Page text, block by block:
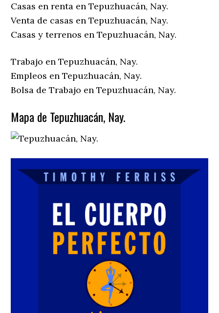
Casas en renta en Tepuzhuacán, Nay.
Venta de casas en Tepuzhuacán, Nay.
Casas y terrenos en Tepuzhuacán, Nay.
Trabajo en Tepuzhuacán, Nay.
Empleos en Tepuzhuacán, Nay.
Bolsa de Trabajo en Tepuzhuacán, Nay.
Mapa de Tepuzhuacán, Nay.